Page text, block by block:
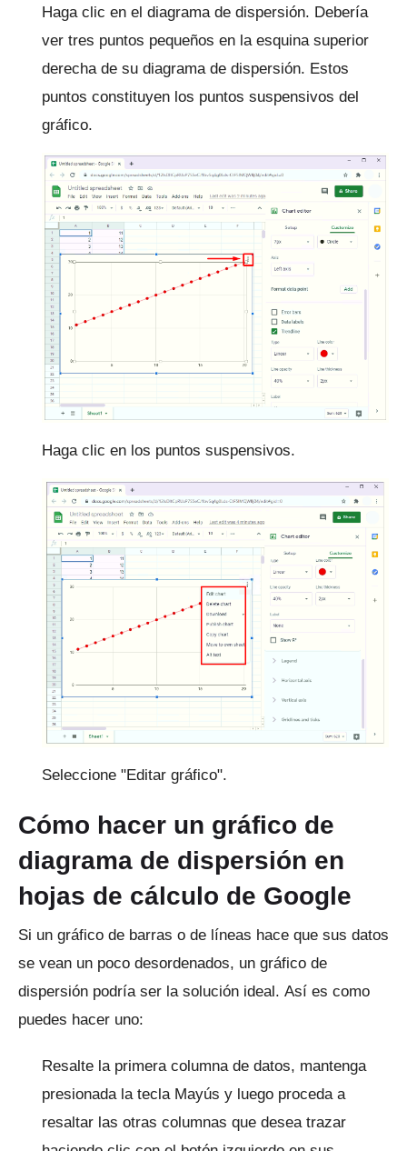
Haga clic en el diagrama de dispersión. Debería
ver tres puntos pequeños en la esquina superior
derecha de su diagrama de dispersión. Estos
puntos constituyen los puntos suspensivos del
gráfico.
Haga clic en los puntos suspensivos.
Seleccione "Editar gráfico".
Cómo hacer un gráfico de
diagrama de dispersión en
hojas de cálculo de Google
Si un gráfico de barras o de líneas hace que sus datos
se vean un poco desordenados, un gráfico de
dispersión podría ser la solución ideal. Así es como
puedes hacer uno:
Resalte la primera columna de datos, mantenga
presionada la tecla Mayús y luego proceda a
resaltar las otras columnas que desea trazar